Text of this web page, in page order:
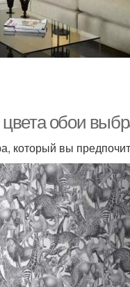
обои
который вы